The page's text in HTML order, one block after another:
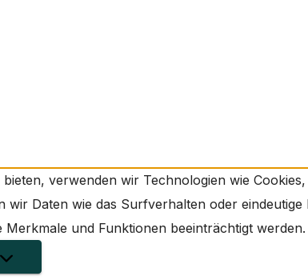
verwenden wir Technologien wie
wir Daten wie das Surfverhalten oder
und Funktionen beeinträchtigt werden.